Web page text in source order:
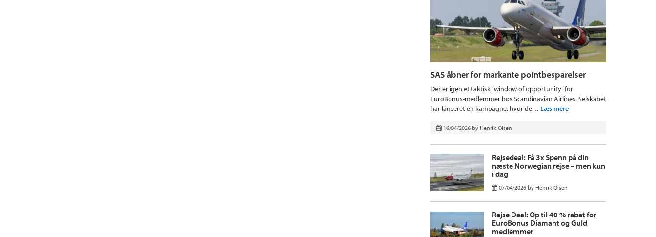
SAS åbner for markante pointbesparelser
Der er igen et taktisk “window of opportunity” for
EuroBonus-medlemmer hos Scandinavian Airlines. Selskabet
har lanceret en kampagne, hvor de… Læs mere
16/04/2026 by Henrik Olsen
Rejsedeal: Få 3x Spenn på din
næste Norwegian rejse – men kun
i dag
07/04/2026 by Henrik Olsen
Rejse Deal: Op til 40 % rabat for
EuroBonus Diamant og Guld
medlemmer